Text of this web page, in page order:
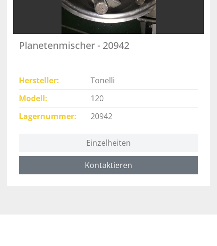
Planetenmischer - 20942
Hersteller
Tonelli
Modell
120
Lagernummer
20942
Einzelheiten
Kontaktieren